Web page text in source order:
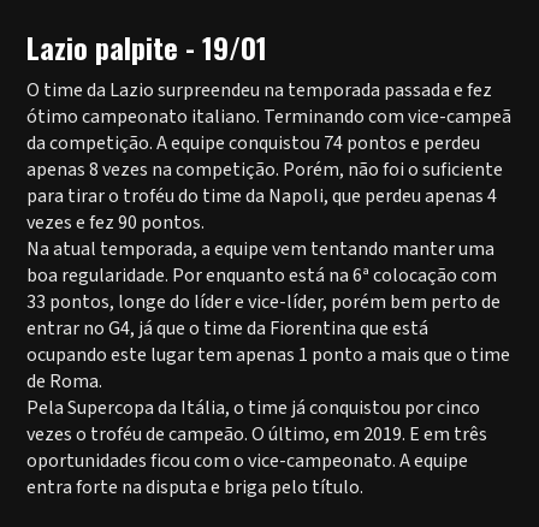
Lazio palpite - 19/01
O time da Lazio surpreendeu na temporada passada e fez
ótimo campeonato italiano. Terminando com vice-campeã
da competição. A equipe conquistou 74 pontos e perdeu
apenas 8 vezes na competição. Porém, não foi o suficiente
para tirar o troféu do time da Napoli, que perdeu apenas 4
vezes e fez 90 pontos.
Na atual temporada, a equipe vem tentando manter uma
boa regularidade. Por enquanto está na 6ª colocação com
33 pontos, longe do líder e vice-líder, porém bem perto de
entrar no G4, já que o time da Fiorentina que está
ocupando este lugar tem apenas 1 ponto a mais que o time
de Roma.
Pela Supercopa da Itália, o time já conquistou por cinco
vezes o troféu de campeão. O último, em 2019. E em três
oportunidades ficou com o vice-campeonato. A equipe
entra forte na disputa e briga pelo título.